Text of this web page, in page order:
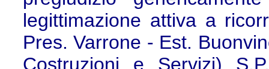
legittimazione attiva a
Pres. Varrone - Est.
Costruzioni e Servizi)